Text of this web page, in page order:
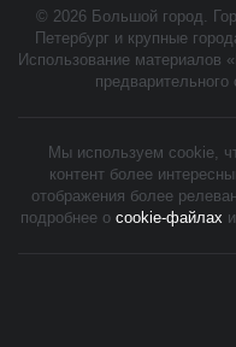
© 2026 Большой город.
Петербург и крупные
Использование материалов
предварительного
Мы используем cookie,
контент более
отображения более
подробнее о cookie-файлах